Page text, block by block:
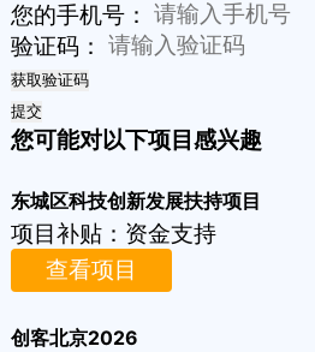
您的手机号：
验证码：
获取验证码
提交
您可能对以下项目感兴趣
东城区科技创新发展扶持项目
项目补贴： 资金支持
查看项目
创客北京2026